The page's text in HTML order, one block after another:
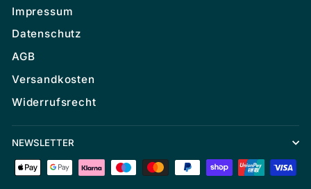
Impressum
Datenschutz
AGB
Versandkosten
Widerrufsrecht
NEWSLETTER